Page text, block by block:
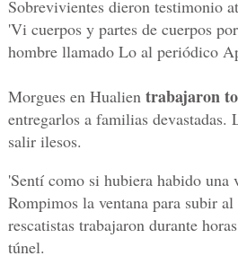
Sobrevivientes dieron testimonio
'Vi cuerpos y partes de cuerpos
hombre llamado Lo al periódico
Morgues en Hualien trabajaron
entregarlos a familias devastadas.
salir ilesos.
'Sentí como si hubiera habido
Rompimos la ventana para subir
rescatistas trabajaron durante
túnel.